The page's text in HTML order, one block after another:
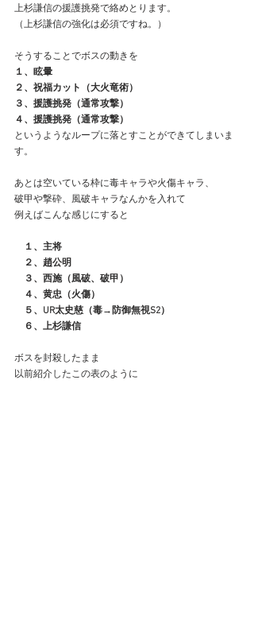
上杉謙信の援護挑発で絡めとります。
（上杉謙信の強化は必須ですね。）
そうすることでボスの動きを
１、眩暈
２、祝福カット（大火竜術）
３、援護挑発（通常攻撃）
４、援護挑発（通常攻撃）
というようなループに落とすことができてしまいま
す。
あとは空いている枠に毒キャラや火傷キャラ、
破甲や撃砕、風破キャラなんかを入れて
例えばこんな感じにすると
１、主将
２、趙公明
３、西施（風破、破甲）
４、黄忠（火傷）
５、UR太史慈（毒→防御無視S2）
６、上杉謙信
ボスを封殺したまま
以前紹介したこの表のように